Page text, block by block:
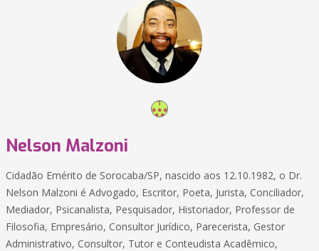
Nelson Malzoni
Cidadão Emérito de Sorocaba/SP, nascido aos 12.10.1982, o Dr.
Nelson Malzoni é Advogado, Escritor, Poeta, Jurista, Conciliador,
Mediador, Psicanalista, Pesquisador, Historiador, Professor de
Filosofia, Empresário, Consultor Jurídico, Parecerista, Gestor
Administrativo, Consultor, Tutor e Conteudista Acadêmico,